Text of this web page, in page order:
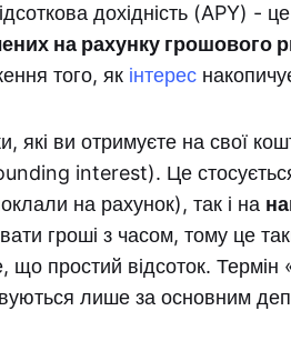
дохідність (APY) - це
на рахунку грошового
того, як інтерес
які ви отримуєте на свої
interest). Це
на рахунок), так і на
гроші з часом, тому це
що простий відсоток. Термін
лише за основним